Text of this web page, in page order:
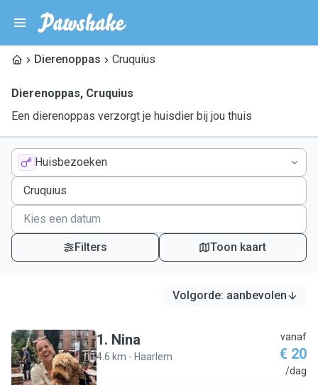
Dierenoppas Cruquius
Dierenoppas, Cruquius
Een dierenoppas verzorgt je huisdier bij jou thuis
Huisbezoeken
Filters Toon kaart
Volgorde: aanbevolen
N
1. Nina
4.6 km - Haarlem
vanaf
€ 20
/dag